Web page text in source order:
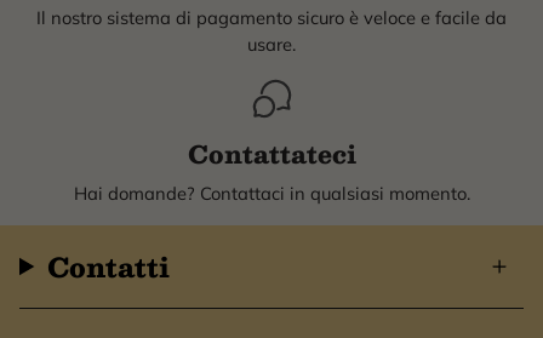
Il nostro sistema di pagamento sicuro è veloce e facile da
usare.
Contattateci
Hai domande? Contattaci in qualsiasi momento.
Contatti